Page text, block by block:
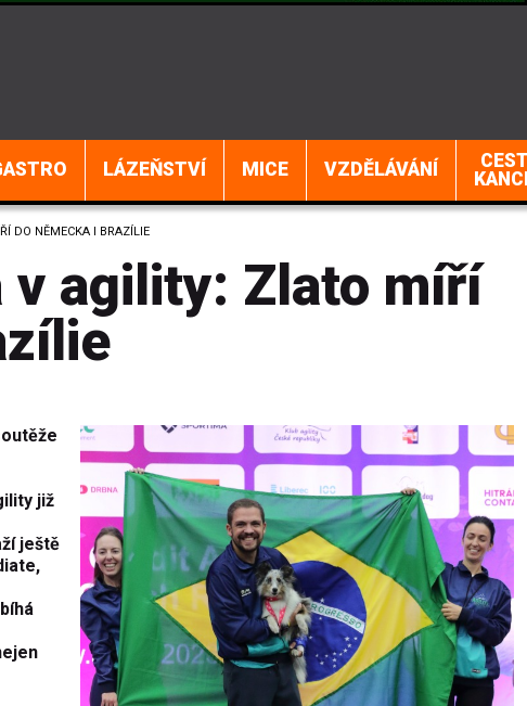
LÁZEŇSTVÍ MICE VZDĚLÁVÁNÍ
DO NĚMECKA I BRAZÍLIE
agility: Zlato míří
již
ještě